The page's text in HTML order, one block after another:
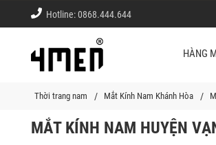
Hotline:0868.444.644
HÀNG
Thời trang nam Mắt Kính Nam Khánh Hòa
MẮT KÍNH NAM HUYỆN